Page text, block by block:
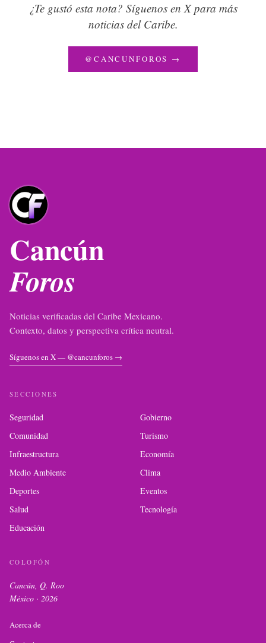
¿Te gustó esta nota? Síguenos en X para más
noticias del Caribe.
@CANCUNFOROS →
Cancún
Foros
Noticias verificadas del Caribe Mexicano.
Contexto, datos y perspectiva crítica neutral.
Síguenos en X — @cancunforos →
SECCIONES
Seguridad
Gobierno
Comunidad
Turismo
Infraestructura
Economía
Medio Ambiente
Clima
Deportes
Eventos
Salud
Tecnología
Educación
COLOFÓN
Cancún, Q. Roo
México · 2026
Acerca de